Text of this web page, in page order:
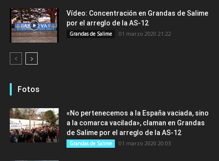
Vídeo: Concentración en Grandas de Salime
por el arreglo de la AS-12
Grandas de Salime 01 marzo 2020 21:22
Fotos
«No pertenecemos a la España vaciada, sino
a la comarca vacilada», claman en Grandas
de Salime por el arreglo de la AS-12
Grandas de Salime 01 marzo 2020 20:03